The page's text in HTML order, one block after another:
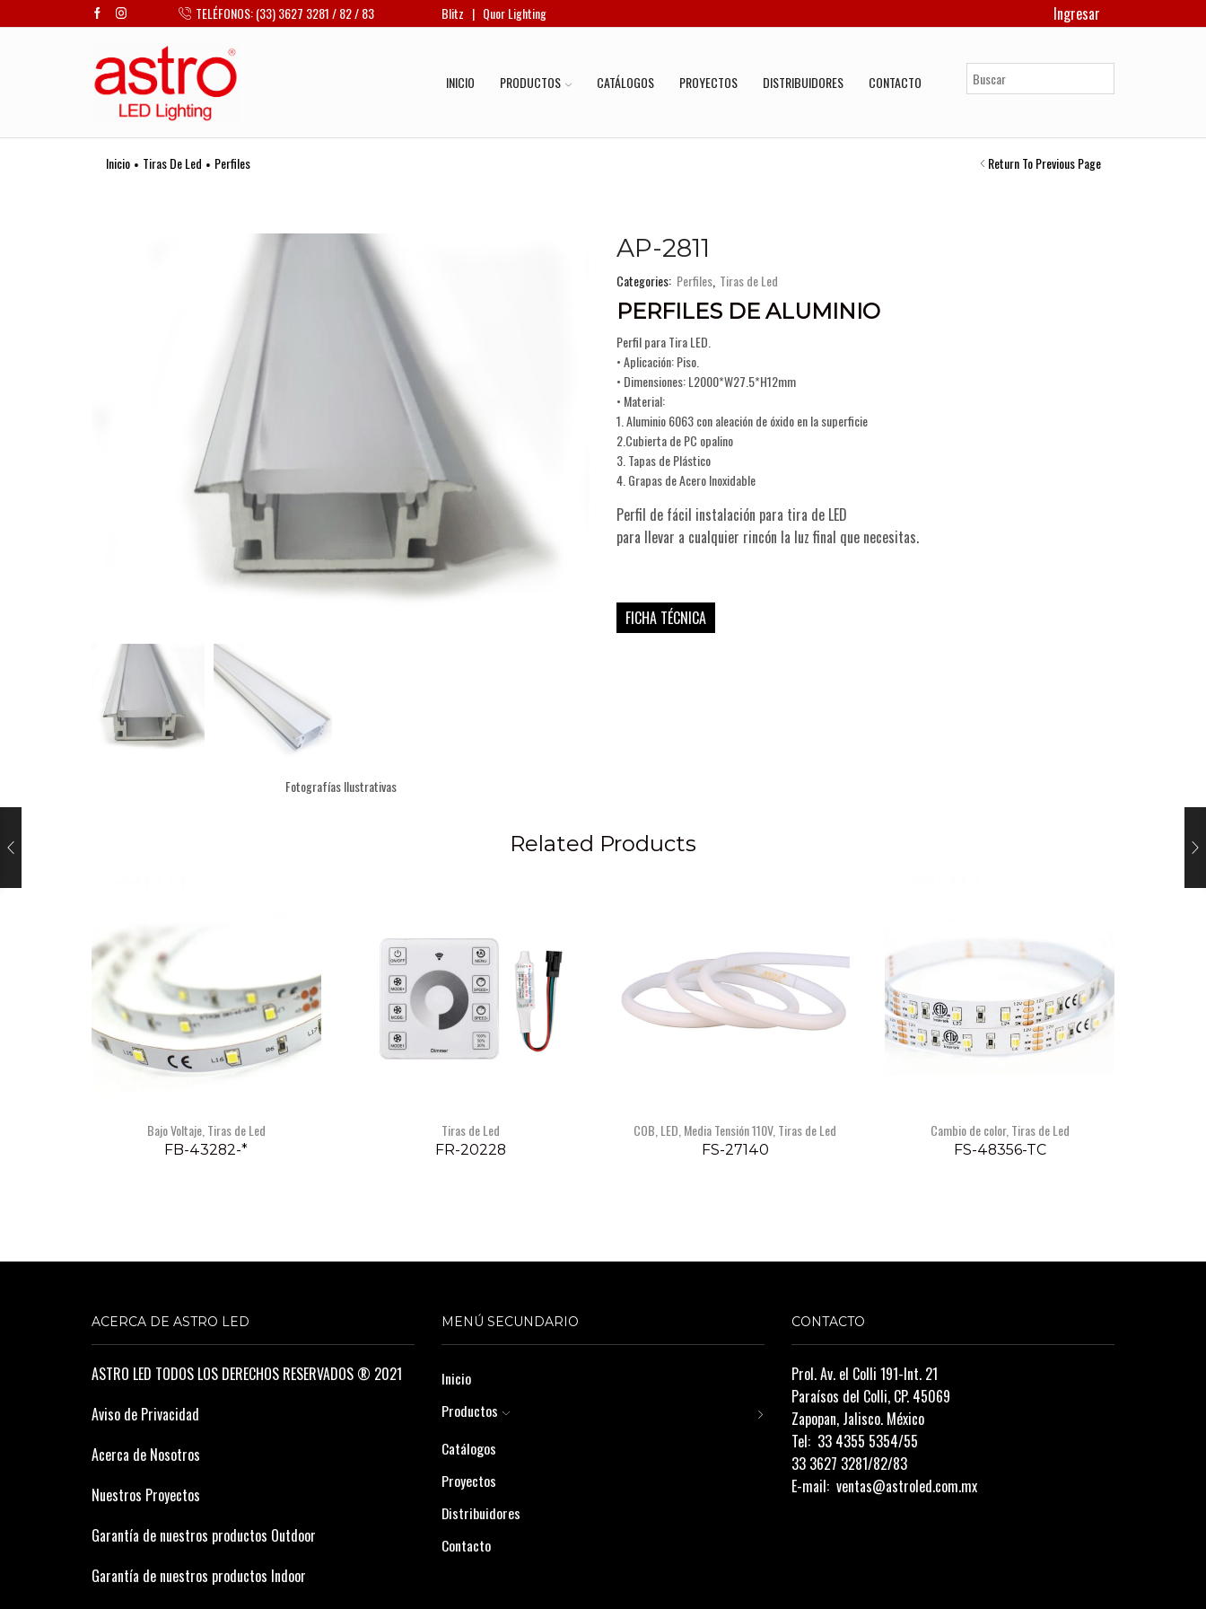
TELÉFONOS: (33) 3627 3281 / 82 / 83 Blitz | Quor Lighting Ingresar
INICIO PRODUCTOS CATÁLOGOS PROYECTOS DISTRIBUIDORES CONTACTO
Inicio • Tiras De Led • Perfiles Return To Previous Page
Fotografías Ilustrativas
AP-2811
Categories: Perfiles Tiras de Led
PERFILES DE ALUMINIO
Perfil para Tira LED.
• Aplicación: Piso.
• Dimensiones: L2000*W27.5*H12mm
• Material:
1. Aluminio 6063 con aleación de óxido en la superficie
2.Cubierta de PC opalino
3. Tapas de Plástico
4. Grapas de Acero Inoxidable
Perfil de fácil instalación para tira de LED
para llevar a cualquier rincón la luz final que necesitas.
FICHA TÉCNICA
Related Products
Bajo Voltaje, Tiras de Led
FB-43282-*
Tiras de Led
FR-20228
COB LED Media Tensión 110V, Tiras de Led
FS-27140
Cambio de color, Tiras de Led
FS-48356-TC
ACERCA DE ASTRO LED
ASTRO LED TODOS LOS DERECHOS RESERVADOS ® 2021
Aviso de Privacidad
Acerca de Nosotros
Nuestros Proyectos
Garantía de nuestros productos Outdoor
Garantía de nuestros productos Indoor
MENÚ SECUNDARIO
Inicio
Productos
Catálogos
Proyectos
Distribuidores
Contacto
CONTACTO
Prol. Av. el Colli 191-Int. 21
Paraísos del Colli, CP. 45069
Zapopan, Jalisco. México
Tel: 33 4355 5354/55
33 3627 3281/82/83
E-mail: ventas@astroled.com.mx